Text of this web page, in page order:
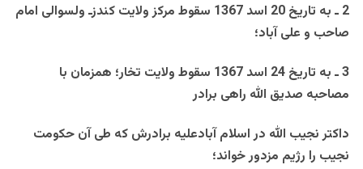
2 ـ به تاريخ 20 اسد 1367 سقوط مرکز ولايت کندزـ ولسوالی امام
صاحب و علی آباد؛
3 ـ به تاريخ 24 اسد 1367 سقوط ولايت تخار؛ همزمان با
مصاحبه صديق الله راهی برادر
داکتر نجيب الله در اسلام آبادعليه برادرش که طی آن حکومت
نجيب را رژيم مزدور خواند؛